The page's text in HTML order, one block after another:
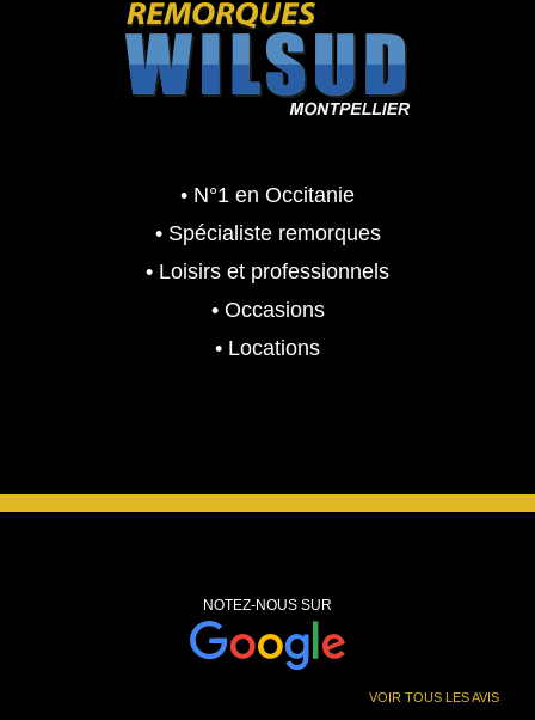
• N°1 en Occitanie
• Spécialiste remorques
• Loisirs et professionnels
• Occasions
• Locations
NOTEZ-NOUS SUR
VOIR TOUS LES AVIS